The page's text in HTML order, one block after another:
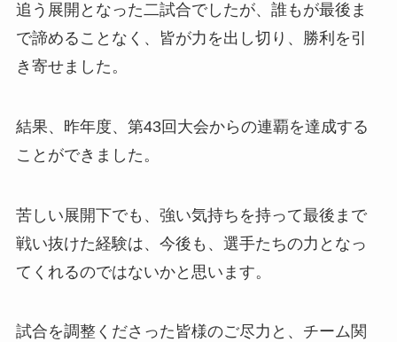
追う展開となった二試合でしたが、誰もが最後ま
で諦めることなく、皆が力を出し切り、勝利を引
き寄せました。
結果、昨年度、第43回大会からの連覇を達成する
ことができました。
苦しい展開下でも、強い気持ちを持って最後まで
戦い抜けた経験は、今後も、選手たちの力となっ
てくれるのではないかと思います。
試合を調整くださった皆様のご尽力と、チーム関